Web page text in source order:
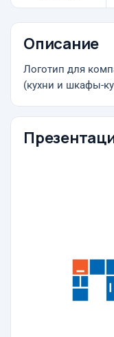
Описание
Логотип для
(кухни и шкафы-